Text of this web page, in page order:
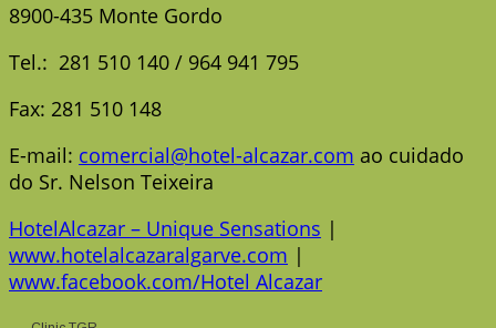
8900-435 Monte Gordo
Tel.: 281 510 140 / 964 941 795
Fax: 281 510 148
E-mail: comercial@hotel-alcazar.com ao cuidado
do Sr. Nelson Teixeira
HotelAlcazar – Unique Sensations |
www.hotelalcazaralgarve.com |
www.facebook.com/Hotel Alcazar